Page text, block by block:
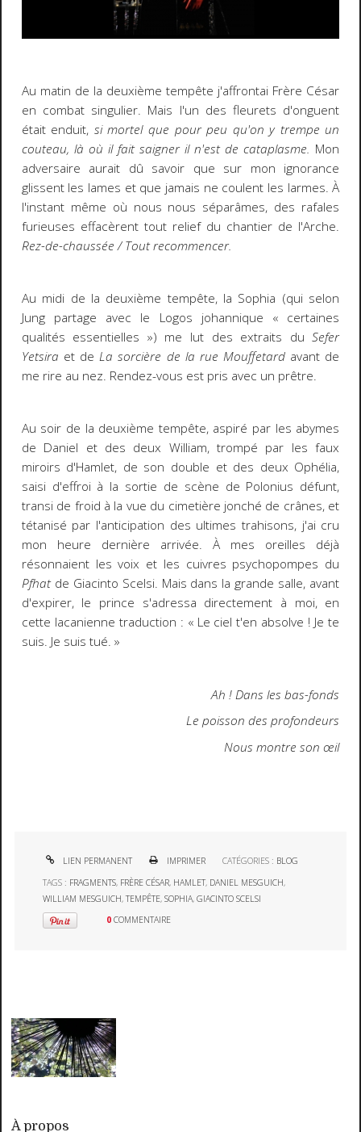
Au matin de la deuxième tempête j'affrontai Frère César
en combat singulier. Mais l'un des fleurets d'onguent
était enduit, si mortel que pour peu qu'on y trempe un
couteau, là où il fait saigner il n'est de cataplasme. Mon
adversaire aurait dû savoir que sur mon ignorance
glissent les lames et que jamais ne coulent les larmes. À
l'instant même où nous nous séparâmes, des rafales
furieuses effacèrent tout relief du chantier de l'Arche.
Rez-de-chaussée / Tout recommencer.
Au midi de la deuxième tempête, la Sophia (qui selon
Jung partage avec le Logos johannique « certaines
qualités essentielles ») me lut des extraits duSefer
Yetsira et deLa sorcière de la rue Mouffetardavant de
me rire au nez. Rendez-vous est pris avec un prêtre.
Au soir de la deuxième tempête, aspiré par les abymes
de Daniel et des deux William, trompé par les faux
miroirs d'Hamlet, de son double et des deux Ophélia,
saisi d'effroi à la sortie de scène de Polonius défunt,
transi de froid à la vue du cimetière jonché de crânes, et
tétanisé par l'anticipation des ultimes trahisons, j'ai cru
mon heure dernière arrivée. À mes oreilles déjà
résonnaient les voix et les cuivres psychopompes du
Pfhatde Giacinto Scelsi. Mais dans la grande salle, avant
d'expirer, le prince s'adressa directement à moi, en
cette lacanienne traduction : « Le ciel t'en absolve ! Je te
suis. Je suis tué. »
Ah ! Dans les bas-fonds
Le poisson des profondeurs
Nous montre son œil
LIEN PERMANENT IMPRIMER CATÉGORIES : BLOG
TAGS : FRAGMENTS, FRÈRE CÉSAR, HAMLET, DANIEL MESGUICH,
WILLIAM MESGUICH,TEMPÊTE,SOPHIA,GIACINTO SCELSI
0 COMMENTAIRE
À propos